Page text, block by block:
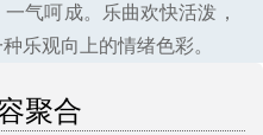
气呵成。乐曲欢快活泼，
乐观向上的情绪色彩。
聚合